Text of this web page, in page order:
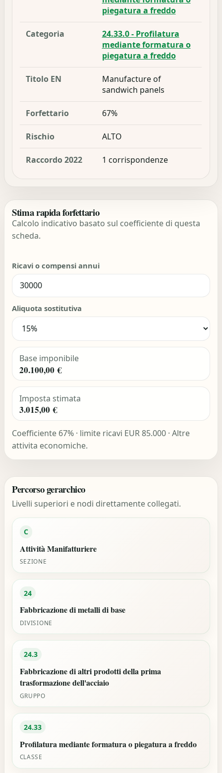
piegatura a freddo
Categoria
24.33.0 - Profilatura
mediante formatura o
piegatura a freddo
Titolo EN
Manufacture of
sandwich panels
Forfettario 67%
Rischio ALTO
Raccordo 2022 1 corrispondenze
Stima rapida forfettario
Calcolo indicativo basato sul coefficiente di questa
scheda.
Ricavi o compensi annui
Aliquota sostitutiva
Base imponibile
20.100,00 €
Imposta stimata
3.015,00 €
Coefficiente 67% · limite ricavi EUR 85.000 · Altre
attivita economiche.
Percorso gerarchico
Livelli superiori e nodi direttamente collegati.
C
Attività Manifatturiere
SEZIONE
24
Fabbricazione di metalli di base
DIVISIONE
24.3
Fabbricazione di altri prodotti della prima
trasformazione dell'acciaio
GRUPPO
24.33
Profilatura mediante formatura o piegatura a freddo
CLASSE